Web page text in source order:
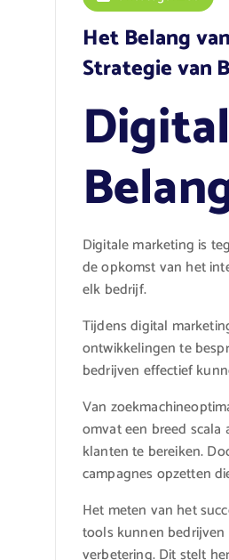
Het Belang
Strategie van
Digitale marketing is
de opkomst van het
elk bedrijf.
Tijdens digital
ontwikkelingen te
bedrijven effectief
Van
omvat een breed
klanten te bereiken.
campagnes opzetten
Het meten van het
tools kunnen